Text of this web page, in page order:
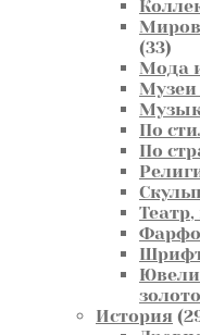
3333
Мода
Музеи
По
По
История